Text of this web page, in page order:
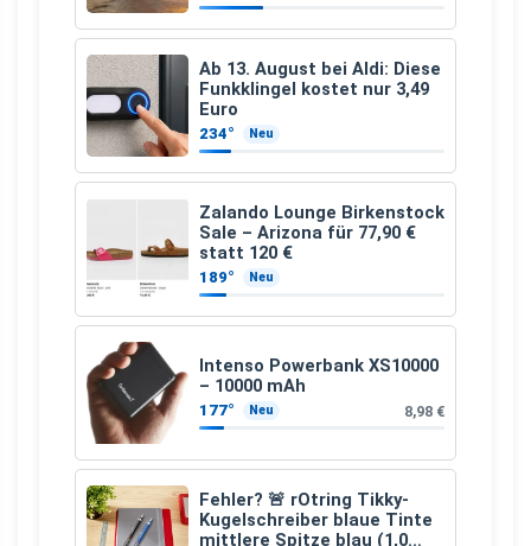
Ab 13. August bei Aldi: Diese
Funkklingel kostet nur 3,49
Euro
234° Neu
Zalando Lounge Birkenstock
Sale – Arizona für 77,90 €
statt 120 €
189° Neu
Intenso Powerbank XS10000
– 10000 mAh
177° Neu 8,98 €
Fehler? 🚨 rOtring Tikky-
Kugelschreiber blaue Tinte
mittlere Spitze blau (1,0